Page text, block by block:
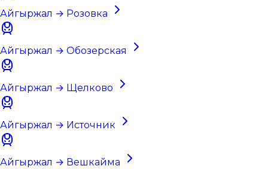
Айгыржал → Розовка
Айгыржал → Обозерская
Айгыржал → Щелково
Айгыржал → Источник
Айгыржал → Вешкайма